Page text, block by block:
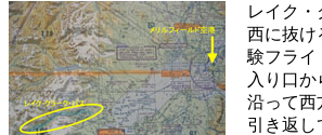
レイク
西に抜け
験フライ
入り口か
沿って西
引き返し